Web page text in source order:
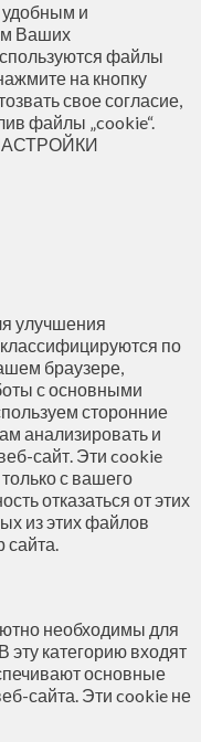
и
Ваших
файлы
на кнопку
свое согласие,
файлы „cookie“.
улучшения
по
браузере,
с основными
сторонние
анализировать и
сайт. Эти cookie
с вашего
отказаться от этих
из этих файлов
необходимы для
эту категорию входят
основные
сайта. Эти cookie не